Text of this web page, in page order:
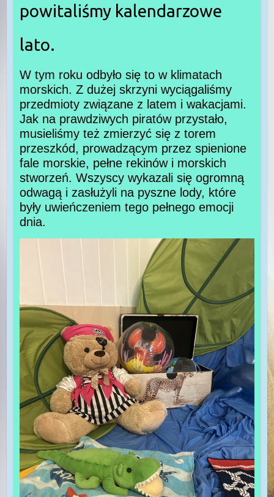
powitaliśmy kalendarzowe
lato.
W tym roku odbyło się to w klimatach
morskich. Z dużej skrzyni wyciągaliśmy
przedmioty związane z latem i wakacjami.
Jak na prawdziwych piratów przystało,
musieliśmy też zmierzyć się z torem
przeszkód, prowadzącym przez spienione
fale morskie, pełne rekinów i morskich
stworzeń. Wszyscy wykazali się ogromną
odwagą i zasłużyli na pyszne lody, które
były uwieńczeniem tego pełnego emocji
dnia.